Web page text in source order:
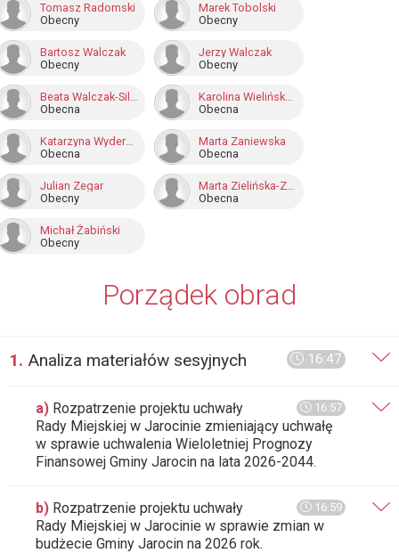
Tomasz Radomski
Obecny
Marek Tobolski
Obecny
Bartosz Walczak
Obecny
Jerzy Walczak
Obecny
Beata Walczak-Silińska
Obecna
Karolina Wielińska-Kuś
Obecna
Katarzyna Wyderkiewicz
Obecna
Marta Zaniewska
Obecna
Julian Zegar
Obecny
Marta Zielińska-Zaworska
Obecna
Michał Żabiński
Obecny
Porządek obrad
16:47
1. Analiza materiałów sesyjnych
16:57
a) Rozpatrzenie projektu uchwały
Rady Miejskiej w Jarocinie zmieniający uchwałę
w sprawie uchwalenia Wieloletniej Prognozy
Finansowej Gminy Jarocin na lata 2026-2044.
16:59
b) Rozpatrzenie projektu uchwały
Rady Miejskiej w Jarocinie w sprawie zmian w
budżecie Gminy Jarocin na 2026 rok.